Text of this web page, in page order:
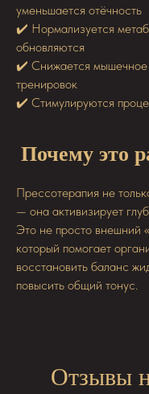
уменьшается отёчность
✔️ Нормализуется
обновляются
✔️ Снижается мышечное
тренировок
✔️ Стимулируются
Почему это
Прессотерапия не
— она активизирует
Это не просто внешний
который помогает
восстановить баланс
повысить общий тонус.
Отзывы